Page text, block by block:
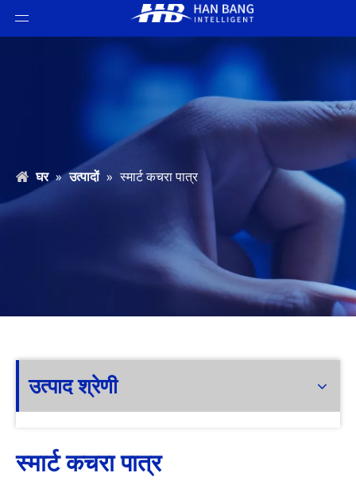
घर » उत्पादों » स्मार्ट कचरा पात्र
उत्पाद श्रेणी
स्मार्ट कचरा पात्र